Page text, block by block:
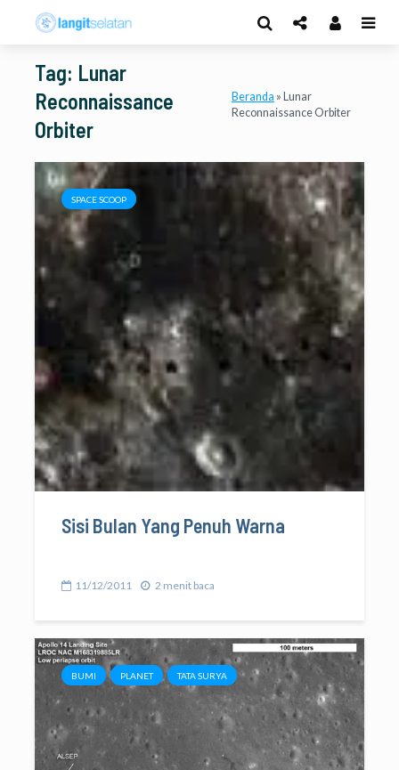
Tag: Lunar
Reconnaissance
Orbiter
Beranda » Lunar
Reconnaissance Orbiter
SPACE SCOOP
Sisi Bulan Yang Penuh Warna
11/12/2011 2 menit baca
BUMI PLANET TATA SURYA